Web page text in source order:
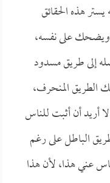
هذه الحقائق
ويضحك على نفسه،
إلى طريق مسدود
الطريق المنحرف،
أريد أن أثبت للناس
الباطل على رغم
عني هذا، لأن هذا